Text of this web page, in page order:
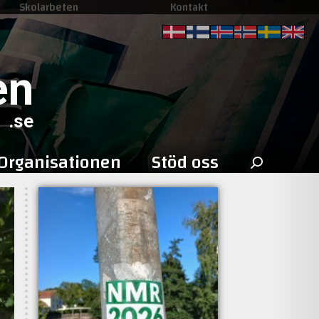
Skolarbeten Kontakt
.se
Stöd oss Sök
efter: